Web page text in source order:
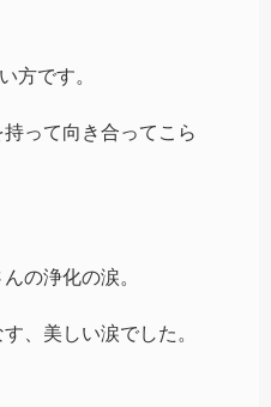
方です。
って向き合ってこら
の浄化の涙。
、美しい涙でした。